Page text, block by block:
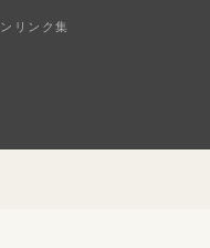
リンク集